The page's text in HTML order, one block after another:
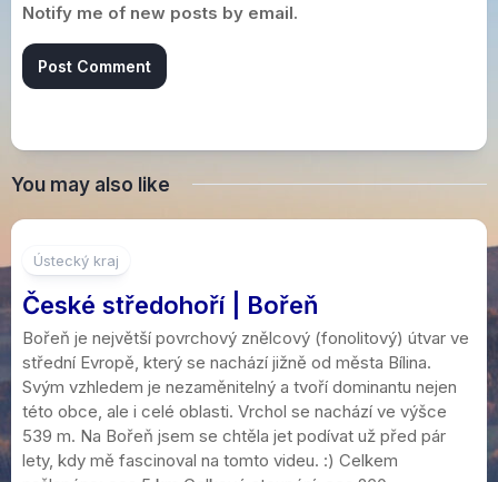
Notify me of new posts by email.
You may also like
Ústecký kraj
České středohoří | Bořeň
Bořeň je největší povrchový znělcový (fonolitový) útvar ve
střední Evropě, který se nachází jižně od města Bílina.
Svým vzhledem je nezaměnitelný a tvoří dominantu nejen
této obce, ale i celé oblasti. Vrchol se nachází ve výšce
539 m. Na Bořeň jsem se chtěla jet podívat už před pár
lety, kdy mě fascinoval na tomto videu. :) Celkem